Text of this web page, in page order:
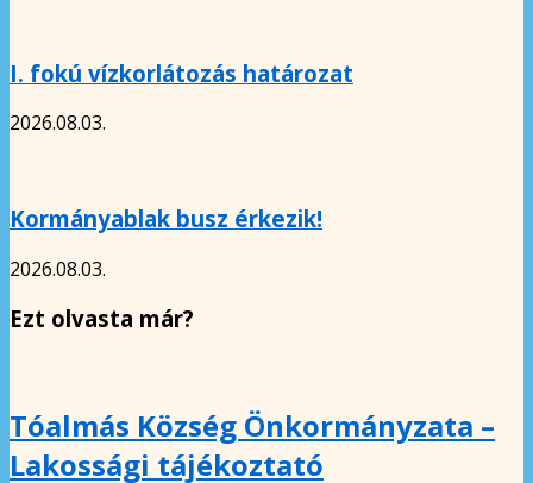
I. fokú vízkorlátozás határozat
2026.08.03.
Kormányablak busz érkezik!
2026.08.03.
Ezt olvasta már?
Tóalmás Község Önkormányzata –
Lakossági tájékoztató